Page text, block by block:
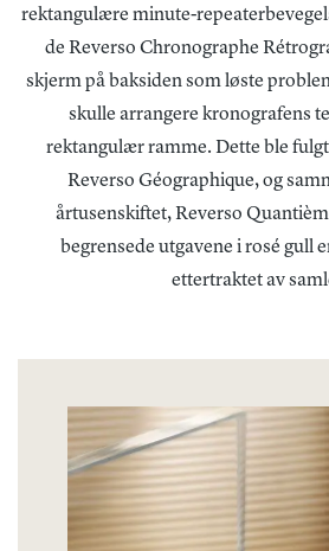
rektangulære minute-
de Reverso Chronographe
skjerm på baksiden som løste
skulle arrangere kronografens
rektangulær ramme. Dette ble fulgt
Reverso Géographique, og
årtusenskiftet, Reverso
begrensede utgavene i rosé gull
ettertraktet av